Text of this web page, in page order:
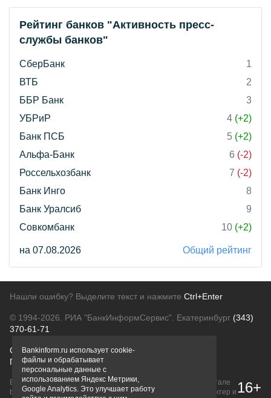
Рейтинг банков "Активность пресс-
службы банков"
СберБанк
1
ВТБ
2
ББР Банк
3
УБРиР
4 (+2)
Банк ПСБ
5 (+2)
Альфа-Банк
6 (-2)
Россельхозбанк
7 (-2)
Банк Инго
8
Банк Уралсиб
9
Совкомбанк
10 (+2)
на 07.08.2026 Общий рейтинг
Нашли ошибку? Выделите текст и нажмите Ctrl+Enter
© 1994-2026. РИА "БанкИнформСервис". Екатеринбург (343)
370-61-71
О проектеПолитика конфиденциальности
Правовая информацияДля рекламодателей
Вся информация о продуктах банков, размещенная на портале
bankinform.ru, носит исключительно ознакомительный характер и 16+
Bankinform.ru использует cookie-
файлы и обрабатывает
персональные данные с
использованием Яндекс Метрики,
Google Analytics. Это улучшает работу